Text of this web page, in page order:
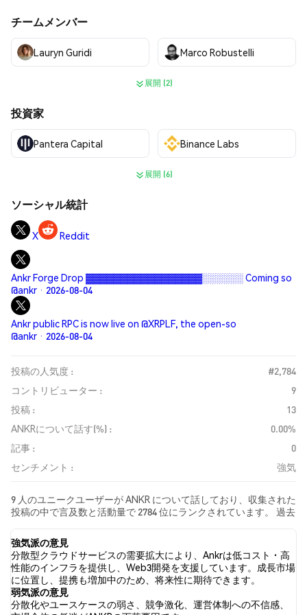
チームメンバー
Lauryn Guridi Marco Robustelli
展開 (2)
投資家
Pantera Capital Binance Labs
展開 (6)
ソーシャル統計
X Reddit
Ankr Forge Drop ▓▓▓▓▓▓▓▓▓▓▓▓▓▓▓▓▓░░░░░░ Coming so
@ankr · 2026-08-04
Ankr public RPC is now live on @XRPLF, the open-so
@ankr · 2026-08-04
投稿の人気度 :
#2,784
コントリビューター :
9
投稿 :
13
ANKRについて話す(%) :
0.00%
記事 :
0
センチメント :
強気
9 人のユニークユーザーが ANKR について話しており、収集された
投稿の中で言及数と活動量で 2784 位にランクされています。 過去
は 強気 でした。 最後に、ANKR に関するニュース記事が 0 件公開
されました。 Twitterでは、15.38% のツイートが強気の感情を示
し、7.69% のツイートが弱気の感情を示しました。 76.92% のツイ
ートは ANKR に対して中立的でした。 これらの感情分析は 13 件の
ツイートに基づいています。
強気派の意見
分散型クラウドサービスの需要拡大により、Ankrは低コスト・高
性能のインフラを提供し、Web3開発を支援しています。成長市場
に位置し、提携も増加中のため、将来性に期待できます。
弱気派の意見
分散化やユースケースの弱さ、競争激化、運営体制への不信感、